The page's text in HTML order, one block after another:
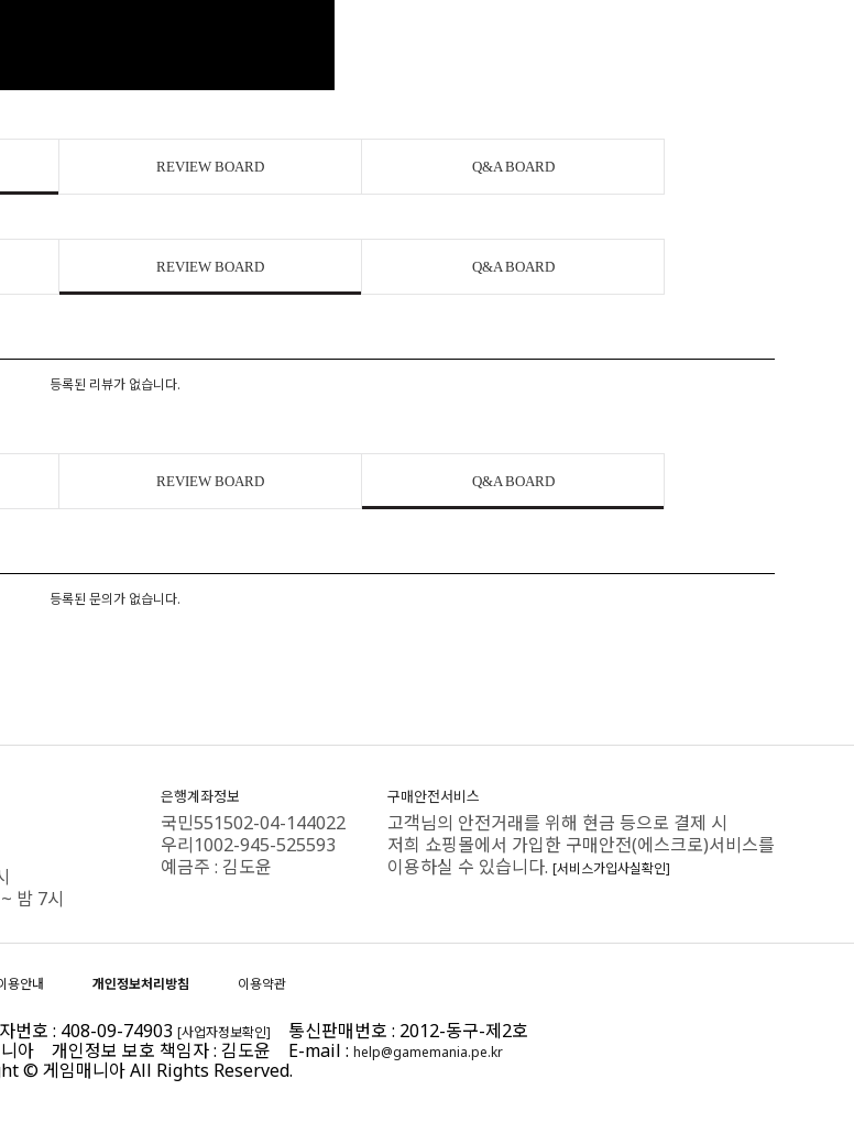
REVIEW BOARD Q&A BOARD
REVIEW BOARD Q&A BOARD
등록된 리뷰가 없습니다.
REVIEW BOARD Q&A BOARD
등록된 문의가 없습니다.
밤 7시
은행계좌정보
국민551502-04-144022
우리1002-945-525593
예금주 : 김도윤
구매안전서비스
고객님의 안전거래를 위해 현금 등으로 결제 시
저희 쇼핑몰에서 가입한 구매안전(에스크로)서비스를
이용하실 수 있습니다. [서비스가입사실확인]
용안내 개인정보처리방침 이용약관
번호 : 408-09-74903 [사업자정보확인]
통신판매번호 : 2012-동구-제2호
니아 개인정보 보호 책임자 : 김도윤 E-mail : help@gamemania.pe.kr
© 게임매니아 All Rights Reserved.